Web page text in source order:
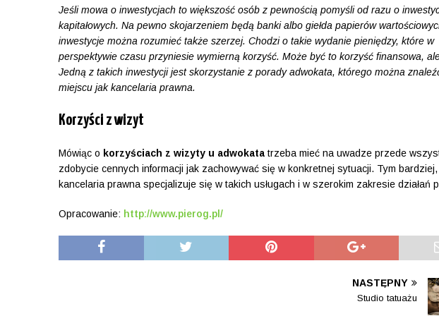
Jeśli mowa o inwestycjach to większość osób z pewnością pomyśli od razu o
kapitałowych. Na pewno skojarzeniem będą banki albo giełda papierów
inwestycje można rozumieć także szerzej. Chodzi o takie wydanie pieniędzy, które w
perspektywie czasu przyniesie wymierną korzyść. Może być to korzyść finansowa,
Jedną z takich inwestycji jest skorzystanie z porady adwokata, którego można
miejscu jak kancelaria prawna.
Korzyści z wizyt
Mówiąc o korzyściach z wizyty u adwokata trzeba mieć na uwadze przede
zdobycie cennych informacji jak zachowywać się w konkretnej sytuacji. Tym
kancelaria prawna specjalizuje się w takich usługach i w szerokim zakresie działań
Opracowanie: http://www.pierog.pl/
NASTĘPNY
Studio tatuażu